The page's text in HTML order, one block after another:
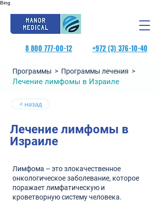
Bing
8 800 777-00-12 +972 (3) 376-10-40
Программы > Программы лечения >
Лечение лимфомы в Израиле
< назад
Лечение лимфомы в
Израиле
Лимфома – это злокачественное
онкологическое заболевание, которое
поражает лимфатическую и
кроветворную систему человека.